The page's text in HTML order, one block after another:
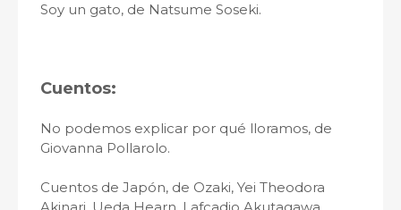
Soy un gato, de Natsume Soseki.
Cuentos:
No podemos explicar por qué lloramos, de
Giovanna Pollarolo.
Cuentos de Japón, de Ozaki, Yei Theodora